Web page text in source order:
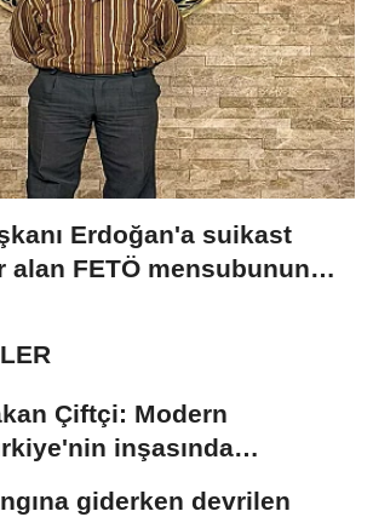
Erdoğan'a suikast
alan FETÖ mensubunun
Çiftçi: Modern
inşasında
giderken devrilen